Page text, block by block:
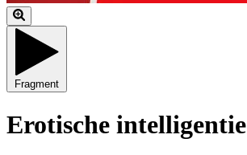
Fragment
Erotische intelligentie